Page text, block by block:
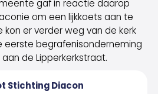
gaf in reactie daarop
om een lijkkoets aan te
er verder weg van de kerk
eerste begrafenisonderneming
de Lipperkerkstraat.
Stichting Diacon